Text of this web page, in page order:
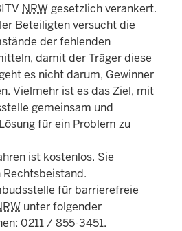
NRWgesetzlich verankert.
Beteiligten versucht die
der fehlenden
damit der Träger diese
es nicht darum, Gewinner
Vielmehr ist es das Ziel, mit
gemeinsam und
für ein Problem zu
ist kostenlos. Sie
Rechtsbeistand.
für barrierefreie
unter folgender
0211 / 855-3451.